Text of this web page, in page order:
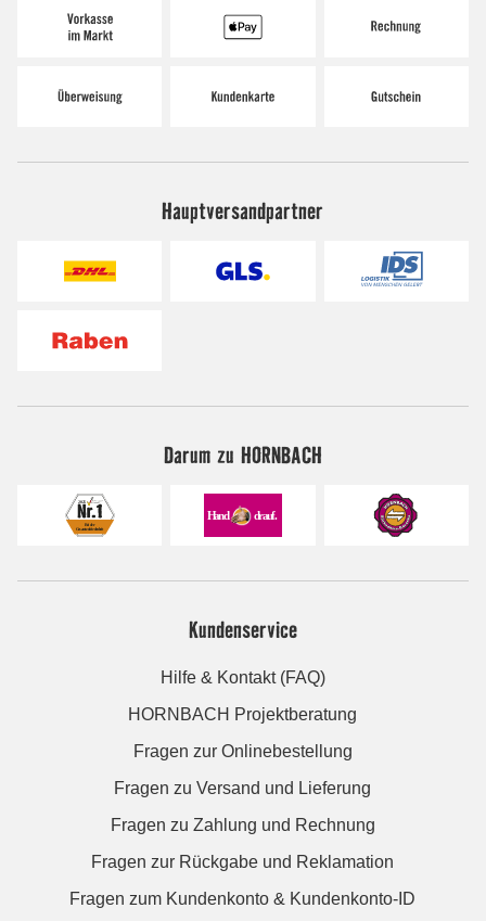
Hauptversandpartner
Darum zu HORNBACH
Kundenservice
Hilfe & Kontakt (FAQ)
HORNBACH Projektberatung
Fragen zur Onlinebestellung
Fragen zu Versand und Lieferung
Fragen zu Zahlung und Rechnung
Fragen zur Rückgabe und Reklamation
Fragen zum Kundenkonto & Kundenkonto-ID